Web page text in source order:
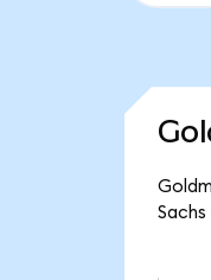
Sachs